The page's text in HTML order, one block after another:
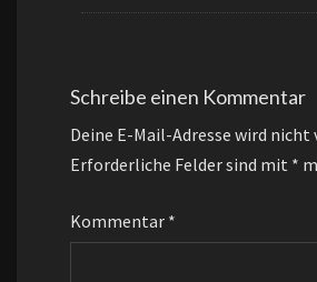
Schreibe einen Kommentar
Deine E-Mail-Adresse wird
Erforderliche Felder sind mit *
Kommentar *